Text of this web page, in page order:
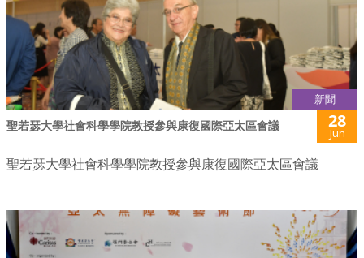
新聞
聖若瑟大學社會科學學院教授參與康復國際亞太區會議 28
Jun
聖若瑟大學社會科學學院教授參與康復國際亞太區會議